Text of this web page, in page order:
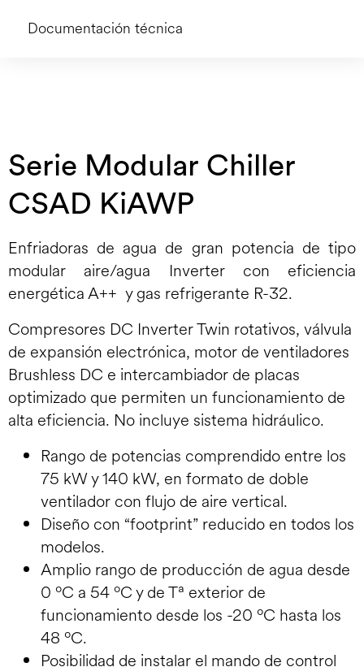
Documentación técnica
Serie Modular Chiller
CSAD KiAWP
Enfriadoras de agua de gran potencia de tipo
modular aire/agua Inverter con eficiencia
energética A++ y gas refrigerante R-32.
Compresores DC Inverter Twin rotativos, válvula
de expansión electrónica, motor de ventiladores
Brushless DC e intercambiador de placas
optimizado que permiten un funcionamiento de
alta eficiencia. No incluye sistema hidráulico.
Rango de potencias comprendido entre los
75 kW y 140 kW, en formato de doble
ventilador con flujo de aire vertical.
Diseño con “footprint” reducido en todos los
modelos.
Amplio rango de producción de agua desde
0 ºC a 54 ºC y de Tª exterior de
funcionamiento desde los -20 ºC hasta los
48 ºC.
Posibilidad de instalar el mando de control